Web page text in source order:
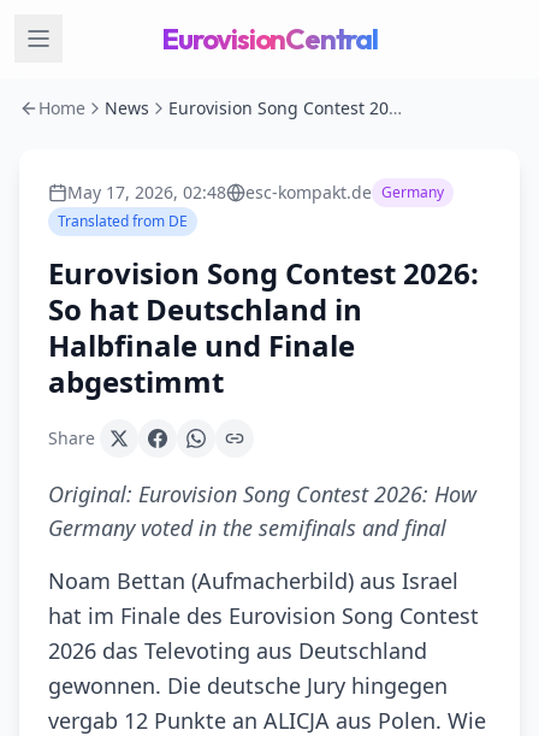
EurovisionCentral
Home News Eurovision Song Contest 2026: So hat Deutschland in Halbfinale und Finale abgestimmt
May 17, 2026, 02:48 esc-kompakt.de Germany
Translated from DE
Eurovision Song Contest 2026:
So hat Deutschland in
Halbfinale und Finale
abgestimmt
Share
Original: Eurovision Song Contest 2026: How
Germany voted in the semifinals and final
Noam Bettan (Aufmacherbild) aus Israel
hat im Finale des Eurovision Song Contest
2026 das Televoting aus Deutschland
gewonnen. Die deutsche Jury hingegen
vergab 12 Punkte an ALICJA aus Polen. Wie